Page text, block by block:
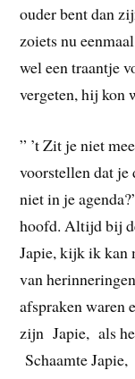
ouder bent dan
zoiets nu
wel een traantje
vergeten, hij kon
” ’t Zit je niet
voorstellen dat je
niet in je
hoofd. Altijd bij
Japie, kijk ik kan
van
afspraken waren
zijn Japie, als
Schaamte